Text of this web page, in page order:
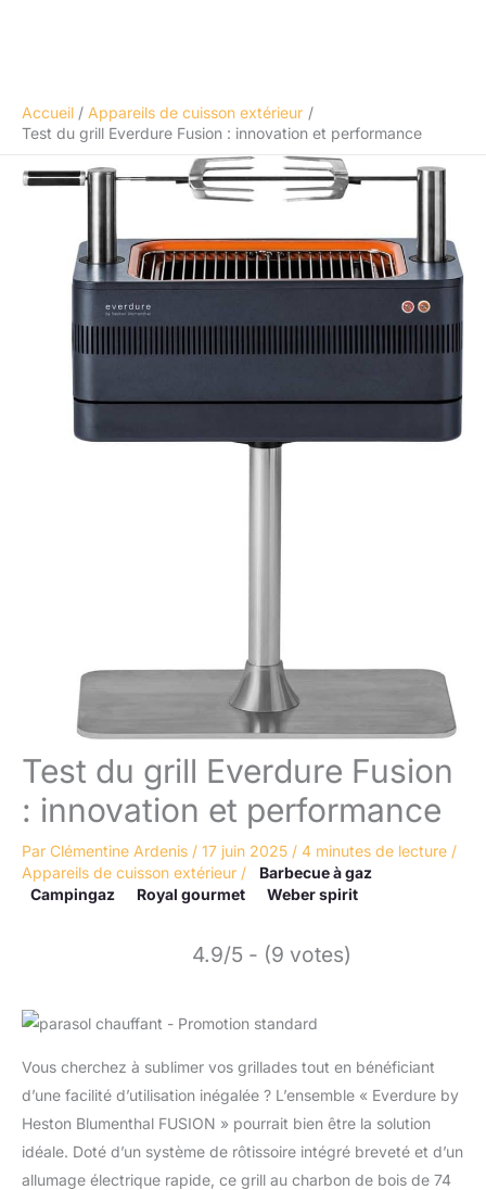
Accueil
Appareils de cuisson extérieur
Test du grill Everdure Fusion : innovation et performance
Test du grill Everdure Fusion
: innovation et performance
Par Clémentine Ardenis / 17 juin 2025 / 4 minutes de lecture /
Appareils de cuisson extérieur /
Barbecue à gaz
Campingaz
Royal gourmet Weber spirit
4.9/5 - (9 votes)
Vous cherchez à sublimer vos grillades tout en bénéficiant
d’une facilité d’utilisation inégalée ? L’ensemble « Everdure by
Heston Blumenthal FUSION » pourrait bien être la solution
idéale. Doté d’un système de rôtissoire intégré breveté et d’un
allumage électrique rapide, ce grill au charbon de bois de 74